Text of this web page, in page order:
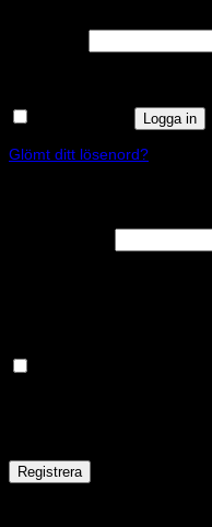
Logga in
Glömt ditt lösenord?
Registrera